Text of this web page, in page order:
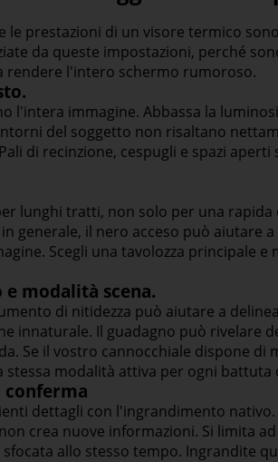
prestazioni di un visore termico
da queste impostazioni, perché
rendere l'intero schermo rumoroso.
l'intera immagine. Abbassa la
del soggetto non risaltano
di recinzione, cespugli e spazi
lunghi tratti, non solo per una rapida
generale, il nero acceso può aiutare
Scegli una tavolozza principale
modalità scena.
di nitidezza può aiutare a
innaturale. Il guadagno può rivelare
Se il vostro cannocchiale dispone di
stessa modalità attiva per ogni battuta
conferma
dettagli con l'ingrandimento
crea nuove informazioni. Si limita
allo stesso tempo. Ingrandite